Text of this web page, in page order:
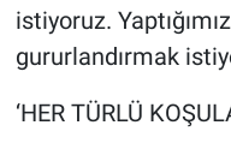
istiyoruz.
gururlandırmak
‘HER TÜRLÜ